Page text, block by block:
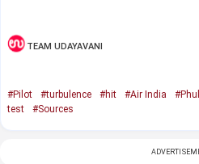
TEAM UDAYAVANI
#Pilot #turbulence #hit #Air India
test
#Sources